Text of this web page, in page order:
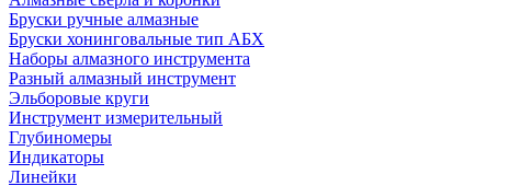
Бруски ручные алмазные
Бруски хонинговальные тип АБХ
Наборы алмазного инструмента
Разный алмазный инструмент
Эльборовые круги
Инструмент измерительный
Глубиномеры
Индикаторы
Линейки